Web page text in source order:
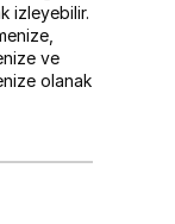
izleyebilir.
ve
olanak